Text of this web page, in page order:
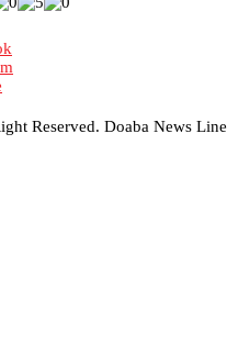
Reserved. Doaba News Line